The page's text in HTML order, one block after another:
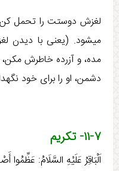
لغزش دوستت را تحمل کن،
می­شود. (يعنی با ديدن
مده، و آزرده خاطرش
دشمن، او را برای خود
۱۱-۷- تکریم
اَلْبَاقِرُ عَلَيْهِ السَّلَامُ: